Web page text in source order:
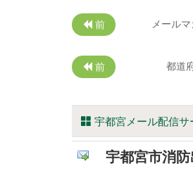
前 メール
前 都道
宇都宮メール配信サ
宇都宮市消